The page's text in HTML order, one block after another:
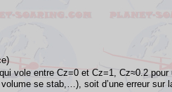
vole entre Cz=0 et Cz=1, Cz≈0.2
se stab,…), soit d’une erreur sur